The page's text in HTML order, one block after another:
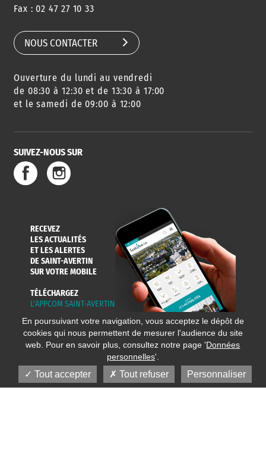
Fax : 02 47 27 10 33
NOUS CONTACTER
Ouverture du lundi au vendredi
de 08:30 à 12:30 et de 13:30 à 17:00
et le samedi de 09:00 à 12:00
SUIVEZ-NOUS SUR
RECEVEZ
LES ACTUALITÉS
ET LES ALERTES
DE SAINT-AVERTIN
SUR VOTRE MOBILE
TÉLÉCHARGEZ
L'APPCOM SAINT-AVERTIN
En poursuivant votre navigation, vous acceptez le dépôt de
cookies qui nous permettent de mesurer l'audience du site
web. Pour en savoir plus, consultez notre page 'Données
personnelles'.
Tout accepter Tout refuser Personnaliser